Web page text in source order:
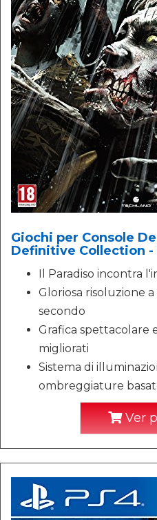
Giochi per Console
Definitive Collection -
Il Paradiso incontra
Gloriosa risoluzione
secondo
Grafica spettacolare
migliorati
Sistema di
ombreggiature
Ver